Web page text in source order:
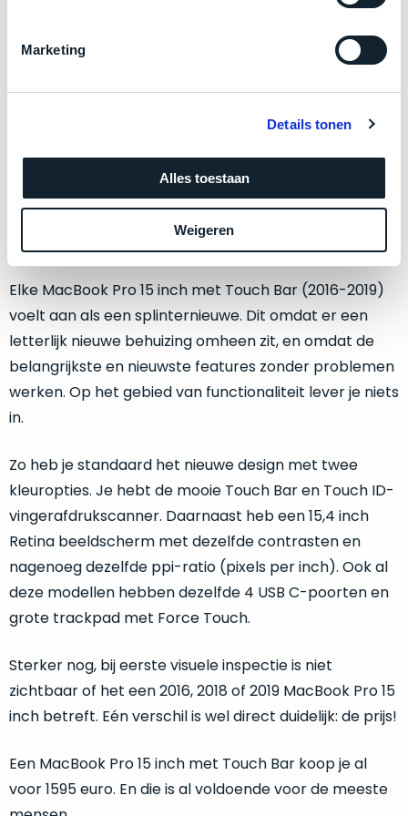
Marketing
Details tonen
Alles toestaan
Weigeren
vergelijking met de huidige MacBook 16 inch.
De voordelen van een MacBook
Pro 16 inch wegen niet op tegen de
flinke meerprijs
dingen belangrijk. Het model moet niet oud aanvoelen
en de Mac moet passen bij je behoeften.
Elke MacBook Pro 15 inch met Touch Bar (2016-2019)
voelt aan als een splinternieuwe. Dit omdat er een
letterlijk nieuwe behuizing omheen zit, en omdat de
belangrijkste en nieuwste features zonder problemen
werken. Op het gebied van functionaliteit lever je niets
in.
Zo heb je standaard het nieuwe design met twee
kleuropties. Je hebt de mooie Touch Bar en Touch ID-
vingerafdrukscanner. Daarnaast heb een 15,4 inch
Retina beeldscherm met dezelfde contrasten en
nagenoeg dezelfde ppi-ratio (pixels per inch). Ook al
deze modellen hebben dezelfde 4 USB C-poorten en
grote trackpad met Force Touch.
Sterker nog, bij eerste visuele inspectie is niet
zichtbaar of het een 2016, 2018 of 2019 MacBook Pro 15
inch betreft. Eén verschil is wel direct duidelijk: de prijs!
Een MacBook Pro 15 inch met Touch Bar koop je al
voor 1595 euro. En die is al voldoende voor de meeste
model
achter
voorraad
over!
doos
wordt
slechts
één
keer
geopend
om
de
te
controleren.
De
doos
is
geopend,
maar
het
apparaat
verder
volledig
nieuw
ongebruikt.
die
goed
voor
prestaties
worden
dat
wijdit
adviseren
als
onzefavoriet .
Bij
‘onze
favoriet’
is
een
vergelijkbaar
alternatief
vaak
een
duurder.
Nieuw
doos